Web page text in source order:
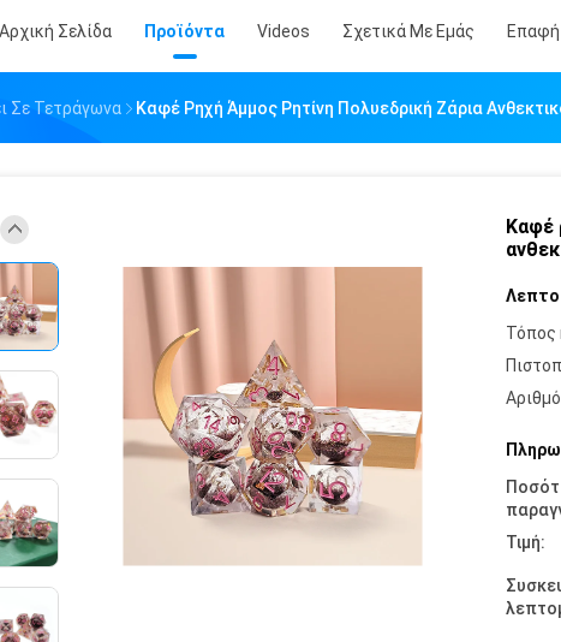
Αρχική Σελίδα Προϊόντα Videos Σχετικά Με Εμάς Επαφή
Σε Τετράγωνα Καφέ Ρηχή Άμμος Ρητίνη Πολυεδρική Ζάρια
Καφέ
Τόπος
Τιμή: